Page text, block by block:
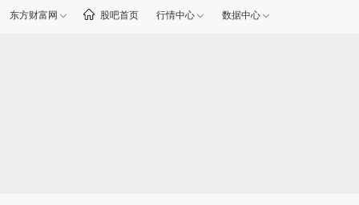
东方财富网 股吧首页 行情中心 数据中心